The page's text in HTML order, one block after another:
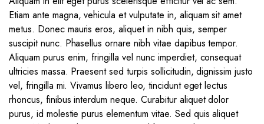
Etiam ante magna, vehicula et vulputate in, aliquam sit amet
metus. Donec mauris eros, aliquet in nibh quis, semper
suscipit nunc. Phasellus ornare nibh vitae dapibus tempor.
Aliquam purus enim, fringilla vel nunc imperdiet, consequat
ultricies massa. Praesent sed turpis sollicitudin, dignissim justo
vel, fringilla mi. Vivamus libero leo, tincidunt eget lectus
rhoncus, finibus interdum neque. Curabitur aliquet dolor
purus, id molestie purus elementum vitae. Sed quis aliquet